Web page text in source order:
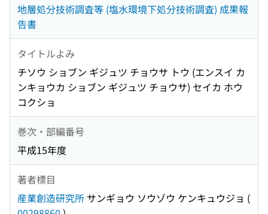
地層処分技術調査等 (塩水環境下処分技術調査) 成果報
告書
タイトルよみ
チソウ ショブン ギジュツ チョウサ トウ (エンスイ カ
ンキョウカ ショブン ギジュツ チョウサ) セイカ ホウ
コクショ
巻次・部編番号
平成15年度
著者標目
産業創造研究所 サンギョウ ソウゾウ ケンキュウジョ (